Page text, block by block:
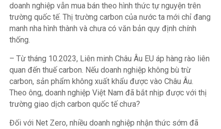
doanh nghiệp vẫn mua bán theo hình thức tự nguyện trên
trường quốc tế. Thị trường carbon của nước ta mới chỉ đang
manh nha hình thành và chưa có văn bản quy định chính
thống.
– Từ tháng 10.2023, Liên minh Châu Âu EU áp hàng rào liên
quan đến thuế carbon. Nếu doanh nghiệp không bù trừ
carbon, sản phẩm không xuất khẩu được vào Châu Âu.
Theo ông, doanh nghiệp Việt Nam đã bắt nhịp được với thị
trường giao dịch carbon quốc tế chưa?
Đối với Net Zero, nhiều doanh nghiệp nhận thức sớm đã